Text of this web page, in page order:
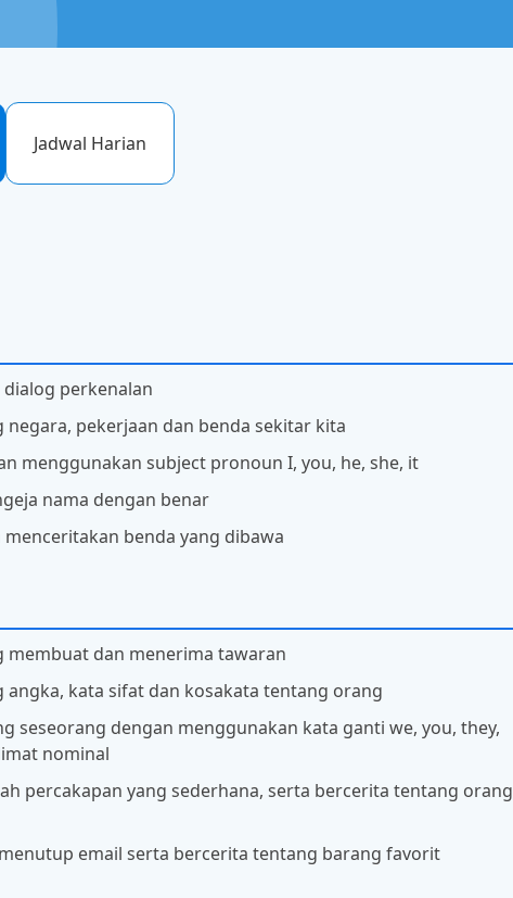
Jadwal Harian
perkenalan
pekerjaan dan benda sekitar kita
menggunakan subject pronoun I, you, he, she, it
nama dengan benar
benda yang dibawa
dan menerima tawaran
kata sifat dan kosakata tentang orang
seseorang dengan menggunakan kata ganti we, you, they,
nominal
percakapan yang sederhana, serta bercerita tentang orang
email serta bercerita tentang barang favorit